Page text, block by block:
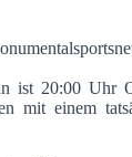
ist 20:00 Uhr
mit einem